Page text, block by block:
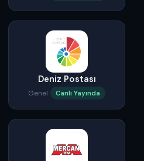
Deniz Postası
Genel Canlı Yayında